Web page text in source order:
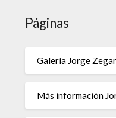
Páginas
Galería Jorge
Más información